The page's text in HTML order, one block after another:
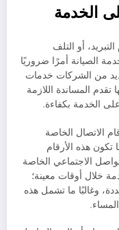
الخدمة
أو التلف
الصيانة أمرًا ضروريًا
من الشركات خدمات
تقدم المساندة اللازمة
الخدمة بكفاءة.
الاتصال الخاصة
تكون هذه الأرقام
الاجتماعي الخاصة
خلال أوقات معينة؛
وغالبًا ما تشمل هذه